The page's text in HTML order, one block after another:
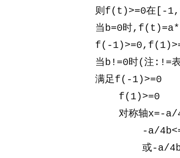
则f(t)>=0在[-
当b=0时
f(-
当b!=0时(注:!=
满足f(-1)>=0
f(1)>=0
对称轴x=-a/
-a/
或-a/